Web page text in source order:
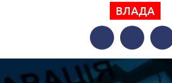
ВЛАДА
FacebookTwitter